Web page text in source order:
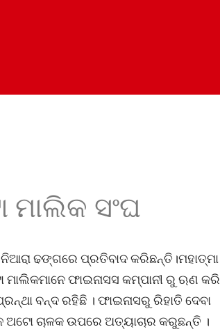
ମାଲିକ ସଂଘ
ଢଙ୍ଗରେ ପ୍ରତିବାଦ କରିଛନ୍ତି।ମହାତ୍ମା
ଫାଇନାସସ କମ୍ପାନୀ ରୁ ଋଣ କରି
ବନ୍ଦ ରହିଛି । ଫାଇନାସରୁ ରିହାତି ଦେବା
ଚାଳକ ଉପରେ ଅତ୍ୟାଚାର କରୁଛନ୍ତି ।